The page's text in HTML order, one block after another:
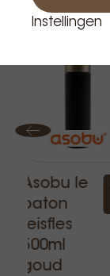
Asobu le
baton
reisfles
500ml
goud
Instellingen